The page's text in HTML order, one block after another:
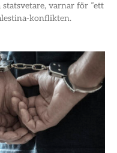
varnar för ”ett
konflikten.